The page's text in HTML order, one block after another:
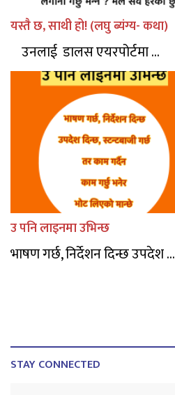
यस्तै छ, साथी हो! (लघु ब्यंग्य- कथा)
उनलाई डालस एयरपोर्टमा ...
उ पनि लाइनमा उभिन्छ
भाषण गर्छ, निर्देशन दिन्छ उपदेश ...
STAY CONNECTED